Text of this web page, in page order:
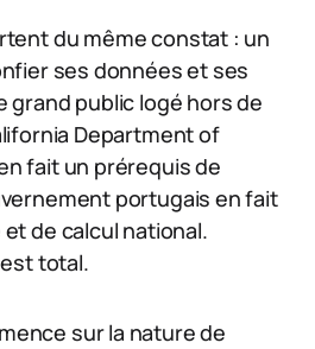
du même constat : un
ses données et ses
grand public logé hors de
Department of
fait un prérequis de
portugais en fait
de calcul national.
total.
sur la nature de